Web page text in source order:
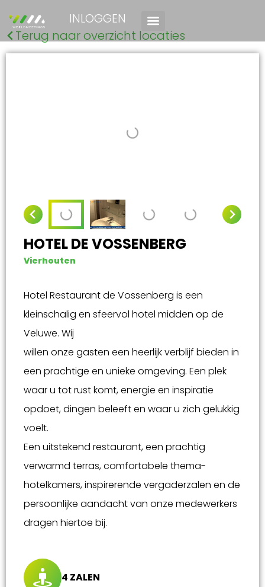
INLOGGEN
Terug naar overzicht locaties
HOTEL DE VOSSENBERG
Vierhouten
Hotel Restaurant de Vossenberg is een
kleinschalig en sfeervol hotel midden op de
Veluwe. Wij
willen onze gasten een heerlijk verblijf bieden in
een prachtige en unieke omgeving. Een plek
waar u tot rust komt, energie en inspiratie
opdoet, dingen beleeft en waar u zich gelukkig
voelt.
Een uitstekend restaurant, een prachtig
verwarmd terras, comfortabele thema-
hotelkamers, inspirerende vergaderzalen en de
persoonlijke aandacht van onze medewerkers
dragen hiertoe bij.
4 ZALEN